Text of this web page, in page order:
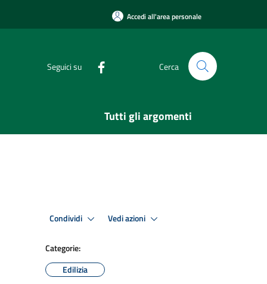
Accedi all'area personale
Seguici su Cerca
Tutti gli argomenti
Condividi Vedi azioni
Categorie:
Edilizia